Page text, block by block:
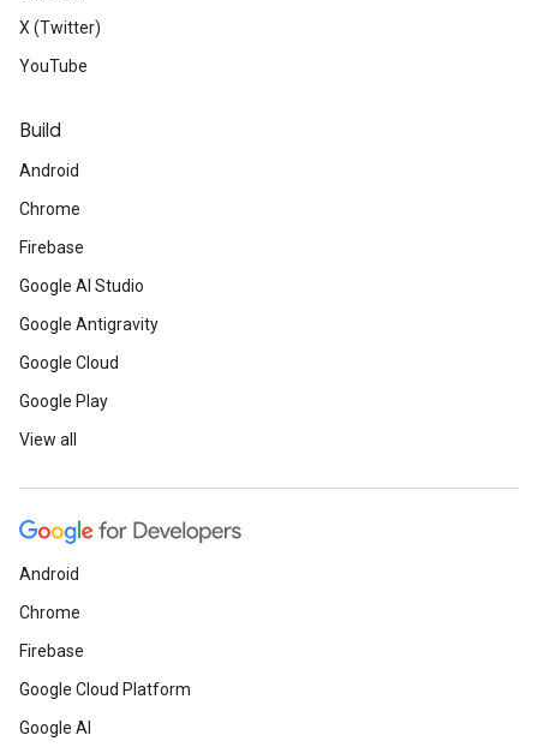
X (Twitter)
YouTube
Build
Android
Chrome
Firebase
Google AI Studio
Google Antigravity
Google Cloud
Google Play
View all
Android
Chrome
Firebase
Google Cloud Platform
Google AI